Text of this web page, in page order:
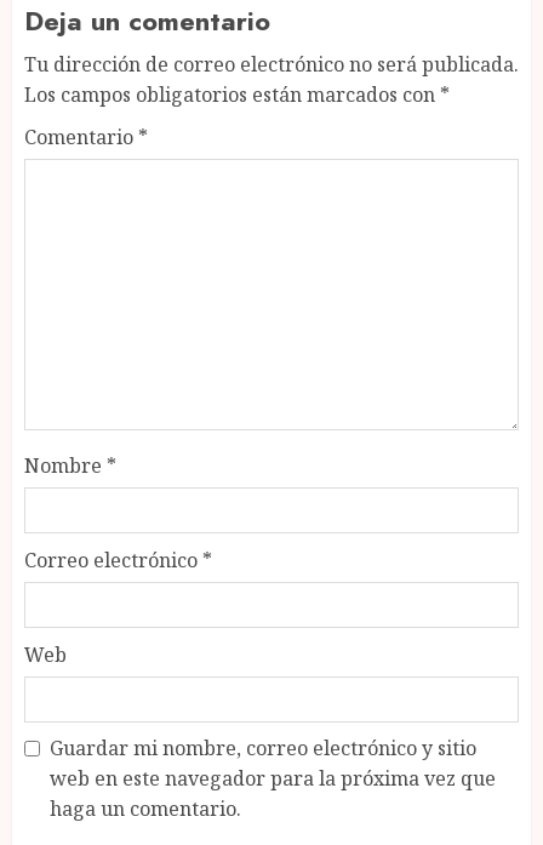
Deja un comentario
Tu dirección de correo electrónico no será publicada.
Los campos obligatorios están marcados con *
Comentario *
Nombre *
Correo electrónico *
Web
Guardar mi nombre, correo electrónico y sitio
web en este navegador para la próxima vez que
haga un comentario.